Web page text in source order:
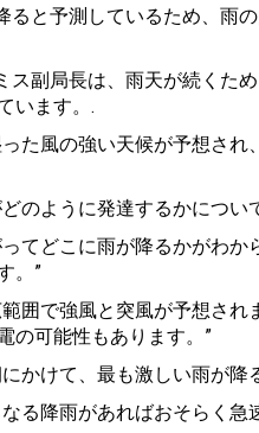
と予測しているため、雨
副局長は、雨天が続くた
います。.
た風の強い天候が予想さ
のように発達するかについ
てどこに雨が降るかがわか
。”
囲で強風と突風が予想さ
の可能性もあります。”
かけて、最も激しい雨が降
る降雨があればおそらく急